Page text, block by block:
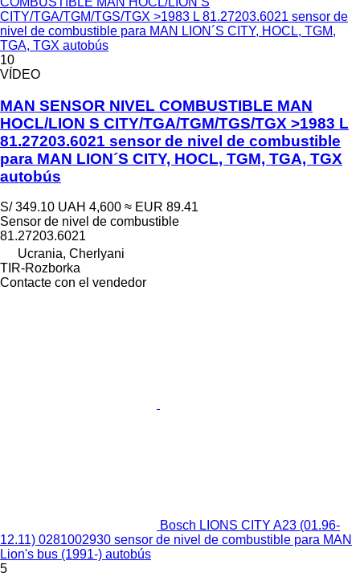
CITY/TGA/TGM/TGS/TGX >1983 L 81.27203.6021 sensor de
nivel de combustible para MAN LION´S CITY, HOCL, TGM,
TGA, TGX autobús
10
VÍDEO
MAN SENSOR NIVEL COMBUSTIBLE MAN
HOCL/LION S CITY/TGA/TGM/TGS/TGX >1983 L
81.27203.6021 sensor de nivel de combustible
para MAN LION´S CITY, HOCL, TGM, TGA, TGX
autobús
S/ 349.10 UAH 4,600 ≈ EUR 89.41
Sensor de nivel de combustible
81.27203.6021
Ucrania, Cherlyani
TIR-Rozborka
Contacte con el vendedor
Bosch LIONS CITY A23 (01.96-
12.11) 0281002930 sensor de nivel de combustible para MAN
Lion's bus (1991-) autobús
5